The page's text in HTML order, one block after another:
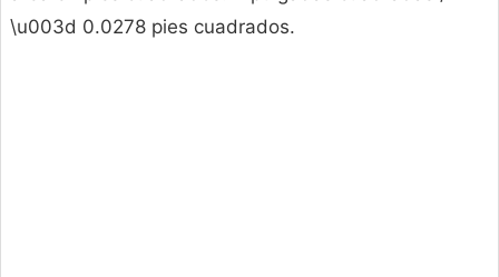
\u003d 0.0278 pies cuadrados.